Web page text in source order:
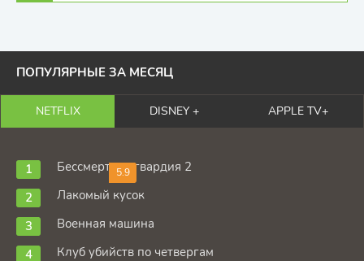
ПОПУЛЯРНЫЕ ЗА МЕСЯЦ
NETFLIX DISNEY + APPLE TV+
5.9
Бессмертная гвардия 2
Лакомый кусок
Военная машина
Клуб убийств по четвергам